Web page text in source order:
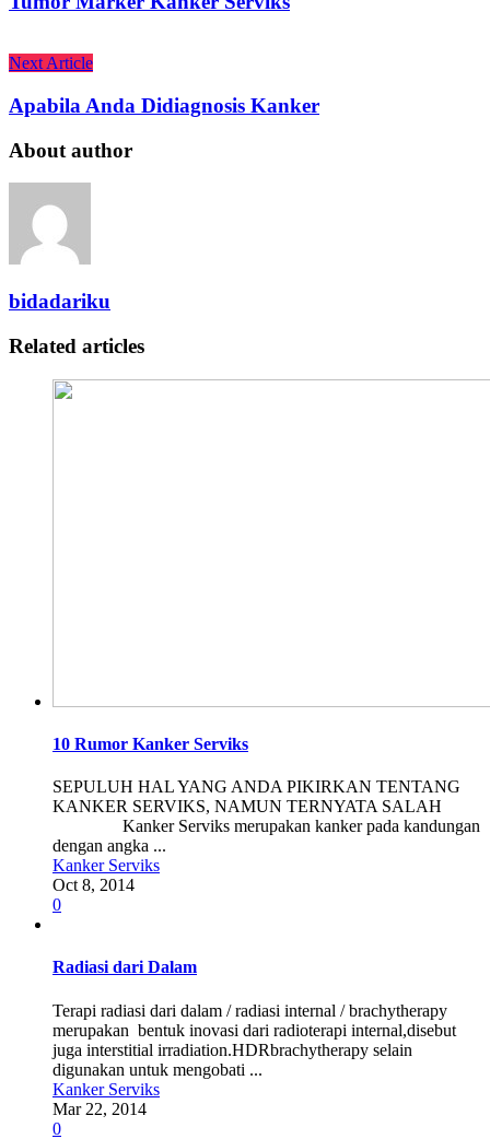
Next Article
Apabila Anda Didiagnosis Kanker
About author
bidadariku
Related articles
10 Rumor Kanker Serviks
SEPULUH HAL YANG ANDA PIKIRKAN TENTANG
KANKER SERVIKS, NAMUN TERNYATA SALAH
Kanker Serviks merupakan kanker pada kandungan
dengan angka ...
Kanker Serviks
Oct 8, 2014
0
Radiasi dari Dalam
Terapi radiasi dari dalam / radiasi internal / brachytherapy
merupakan bentuk inovasi dari radioterapi internal,disebut
juga interstitial irradiation.HDRbrachytherapy selain
digunakan untuk mengobati ...
Kanker Serviks
Mar 22, 2014
0